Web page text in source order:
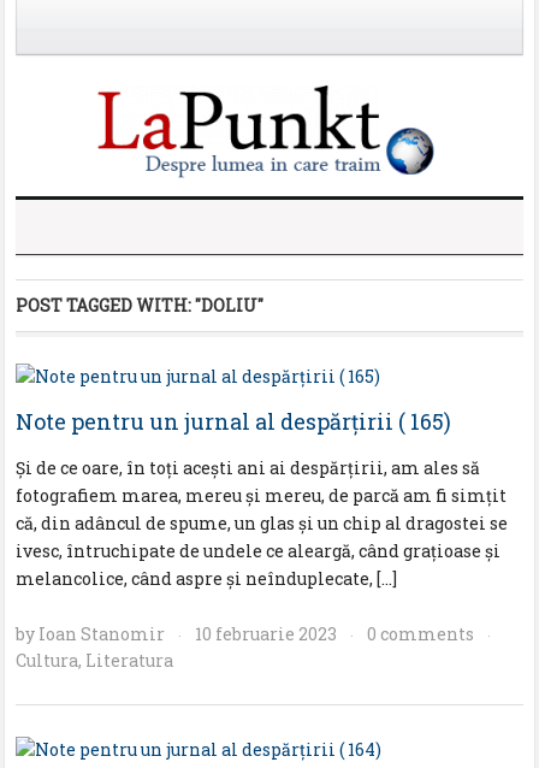
POST TAGGED WITH:"DOLIU"
Note pentru un jurnal al despărţirii ( 165)
Şi de ce oare, în toţi aceşti ani ai despărţirii, am ales să
fotografiem marea, mereu şi mereu, de parcă am fi simţit
că, din adâncul de spume, un glas şi un chip al dragostei se
ivesc, întruchipate de undele ce aleargă, când graţioase şi
melancolice, când aspre şi neînduplecate, […]
by Ioan Stanomir · 10 februarie 2023 · 0 comments ·
Cultura, Literatura